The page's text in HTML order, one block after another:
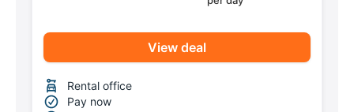
View deal
Rental office
Pay now